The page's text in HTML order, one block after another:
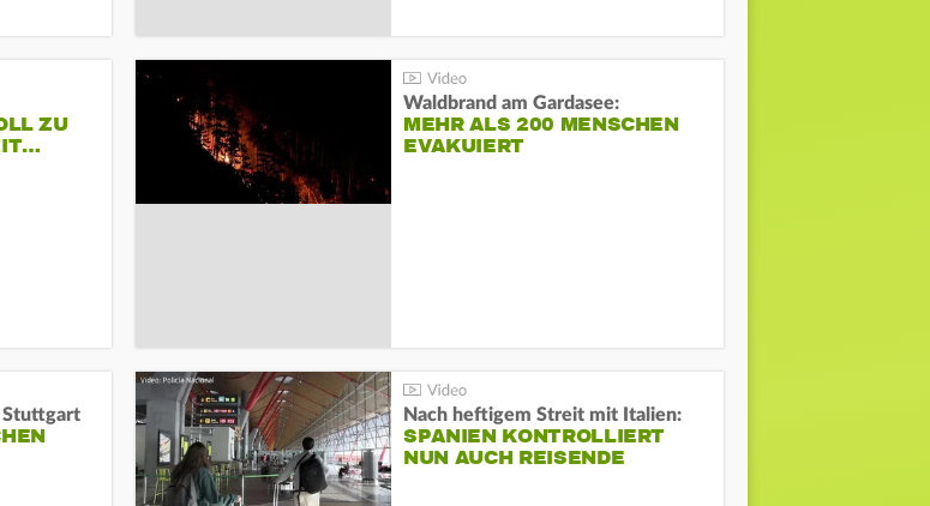
ZU
Waldbrand am Gardasee:
MEHR ALS 200 MENSCHEN
EVAKUIERT
Stuttgart Nach heftigem Streit mit Italien:
SPANIEN KONTROLLIERT
NUN AUCH REISENDE